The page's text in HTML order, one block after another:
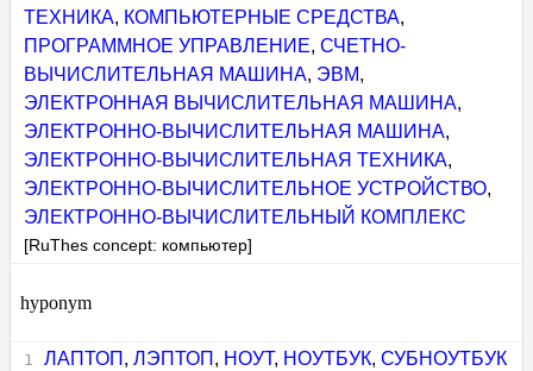
ТЕХНИКА, КОМПЬЮТЕРНЫЕ СРЕДСТВА,
ПРОГРАММНОЕ УПРАВЛЕНИЕ,СЧЕТНО-
ВЫЧИСЛИТЕЛЬНАЯ МАШИНА, ЭВМ,
ЭЛЕКТРОННАЯ ВЫЧИСЛИТЕЛЬНАЯ МАШИНА,
ЭЛЕКТРОННО-ВЫЧИСЛИТЕЛЬНАЯ МАШИНА,
ЭЛЕКТРОННО-ВЫЧИСЛИТЕЛЬНАЯ ТЕХНИКА,
ЭЛЕКТРОННО-ВЫЧИСЛИТЕЛЬНОЕ УСТРОЙСТВО,
ЭЛЕКТРОННО-ВЫЧИСЛИТЕЛЬНЫЙ КОМПЛЕКС
[RuThes concept: компьютер]
hyponym
ЛАПТОП , ЛЭПТОП , НОУТ, НОУТБУК, СУБНОУТБУК